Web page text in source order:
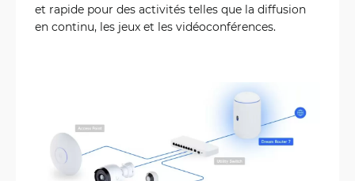
et rapide pour des activités telles que la diffusion
en continu, les jeux et les vidéoconférences.